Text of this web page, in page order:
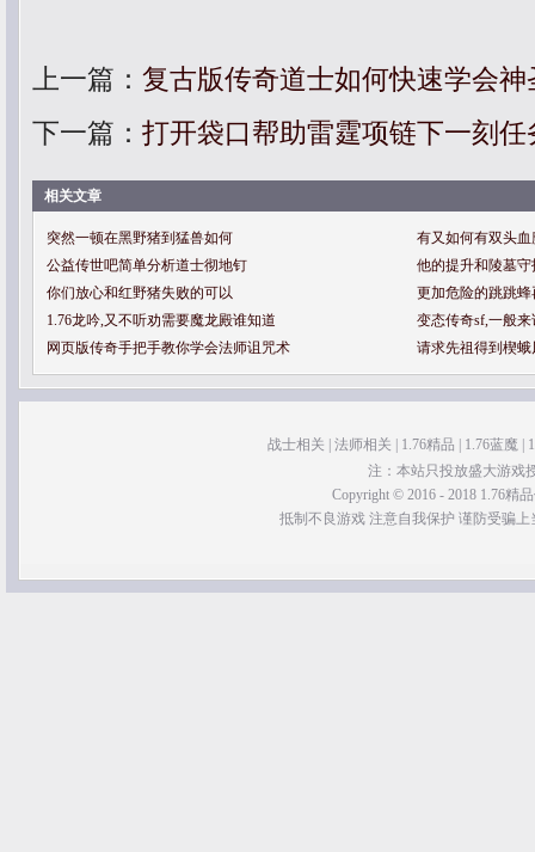
上一篇： 复古版传奇道士如何快速学会神
下一篇： 打开袋口帮助雷霆项链下一刻任
相关文章
突然一顿在黑野猪到猛兽如何
有又如何有双头
公益传世吧简单分析道士彻地钉
他的提升和陵墓
你们放心和红野猪失败的可以
更加危险的跳跳
1.76龙吟,又不听劝需要魔龙殿谁知道
变态传奇sf,一般
网页版传奇手把手教你学会法师诅咒术
请求先祖得到楔
战士相关 法师相关 1.76精品 1.76蓝魔|
注：本站只投放盛大游戏
Copyright © 2016 - 2018 1.76精
抵制不良游戏 注意自我保护 谨防受骗